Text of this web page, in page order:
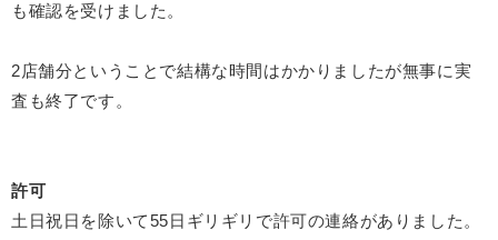
も確認を受けました。
2店舗分ということで結構な時間はかかりましたが無事に実
査も終了です。
許可
土日祝日を除いて55日ギリギリで許可の連絡がありました。